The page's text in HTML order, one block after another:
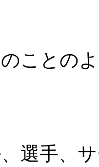
ことの
選手、